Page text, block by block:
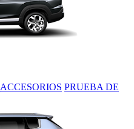
ACCESORIOS PRUEBA DE